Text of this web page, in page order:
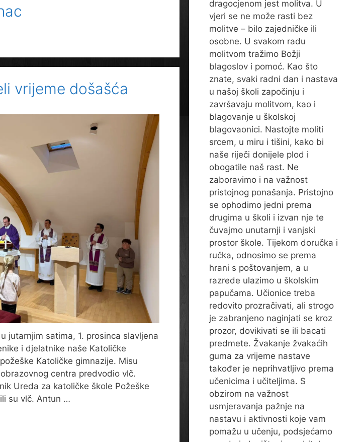
vrijeme došašća
jutarnjim satima, 1. prosinca slavljena
i djelatnike naše Katoličke
Katoličke gimnazije. Misu
centra predvodio vlč.
Ureda za katoličke škole Požeške
su vlč. Antun …
dragocjenom jest molitva. U
vjeri se ne može rasti bez
molitve – bilo zajedničke ili
osobne. U svakom radu
molitvom tražimo Božji
blagoslov i pomoć. Kao što
znate, svaki radni dan i nastava
u našoj školi započinju i
završavaju molitvom, kao i
blagovanje u školskoj
blagovaonici. Nastojte moliti
srcem, u miru i tišini, kako bi
naše riječi donijele plod i
obogatile naš rast. Ne
zaboravimo i na važnost
pristojnog ponašanja. Pristojno
se ophodimo jedni prema
drugima u školi i izvan nje te
čuvajmo unutarnji i vanjski
prostor škole. Tijekom doručka i
ručka, odnosimo se prema
hrani s poštovanjem, a u
razrede ulazimo u školskim
papučama. Učionice treba
redovito prozračivati, ali strogo
je zabranjeno naginjati se kroz
prozor, dovikivati se ili bacati
predmete. Žvakanje žvakaćih
guma za vrijeme nastave
također je neprihvatljivo prema
učenicima i učiteljima. S
obzirom na važnost
usmjeravanja pažnje na
nastavu i aktivnosti koje vam
pomažu u učenju, podsjećamo